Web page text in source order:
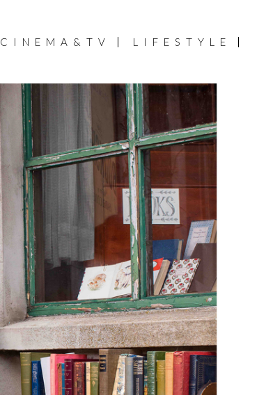
CINEMA&TV LIFESTYLE